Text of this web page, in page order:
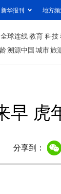
新华报刊 地方频
全球连线教育 科技
溯源中国城市旅
早 虎
分享到：